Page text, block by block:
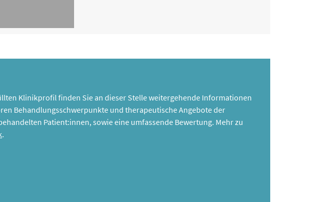
Klinikprofil finden Sie an dieser Stelle weitergehende Informationen
Behandlungsschwerpunkte und therapeutische Angebote der
Patient:innen, sowie eine umfassende Bewertung. Mehr zu
.